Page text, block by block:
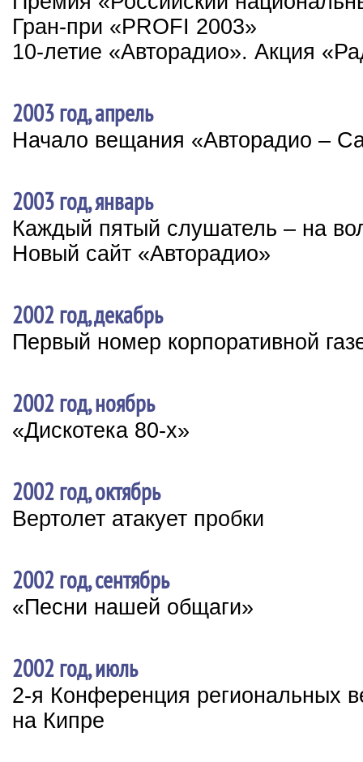
Гран-при «PROFI 2003»
10-летие «Авторадио». Акция
2003 год, апрель
Начало вещания «Авторадио –
2003 год, январь
Каждый пятый слушатель – на
Новый сайт «Авторадио»
2002 год, декабрь
Первый номер корпоративной
2002 год, ноябрь
«Дискотека 80-х»
2002 год, октябрь
Вертолет атакует пробки
2002 год, сентябрь
«Песни нашей общаги»
2002 год, июль
2-я Конференция региональных
на Кипре